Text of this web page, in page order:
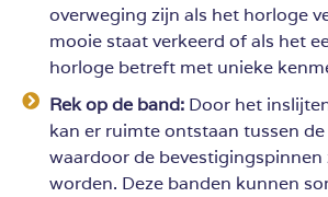
overweging zijn als het horloge
mooie staat verkeerd of als het
horloge betreft met unieke
Rek op de band: Door het
kan er ruimte ontstaan tussen de
waardoor de
worden. Deze banden kunnen